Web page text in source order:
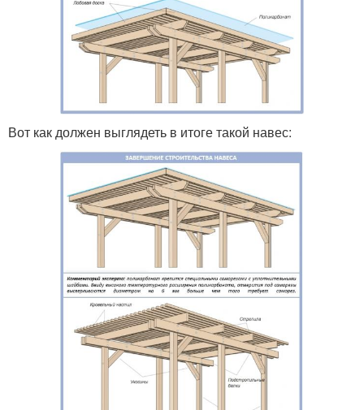
Вот как должен выглядеть в итоге такой навес: